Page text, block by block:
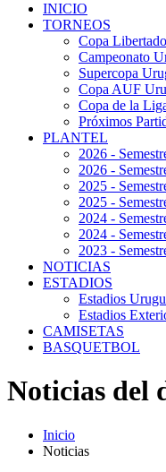
INICIO
TORNEOS
Copa
Campeonato
Supercopa
Copa AUF
Copa de la
Próximos
PLANTEL
2026 -
2026 -
2025 -
2025 -
2024 -
2024 -
2023 -
NOTICIAS
ESTADIOS
Estadios
Estadios
CAMISETAS
BASQUETBOL
Noticias del
Inicio
Noticias